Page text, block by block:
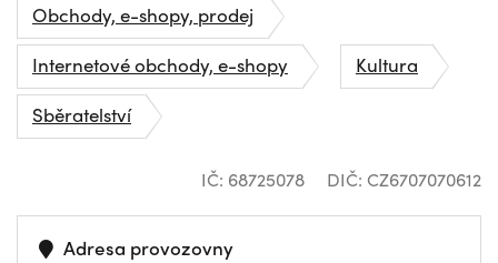
Obchody, e-shopy, prodej
Internetové obchody, e-shopy
Kultura
Sběratelství
IČ: 68725078 DIČ: CZ6707070612
Adresa provozovny